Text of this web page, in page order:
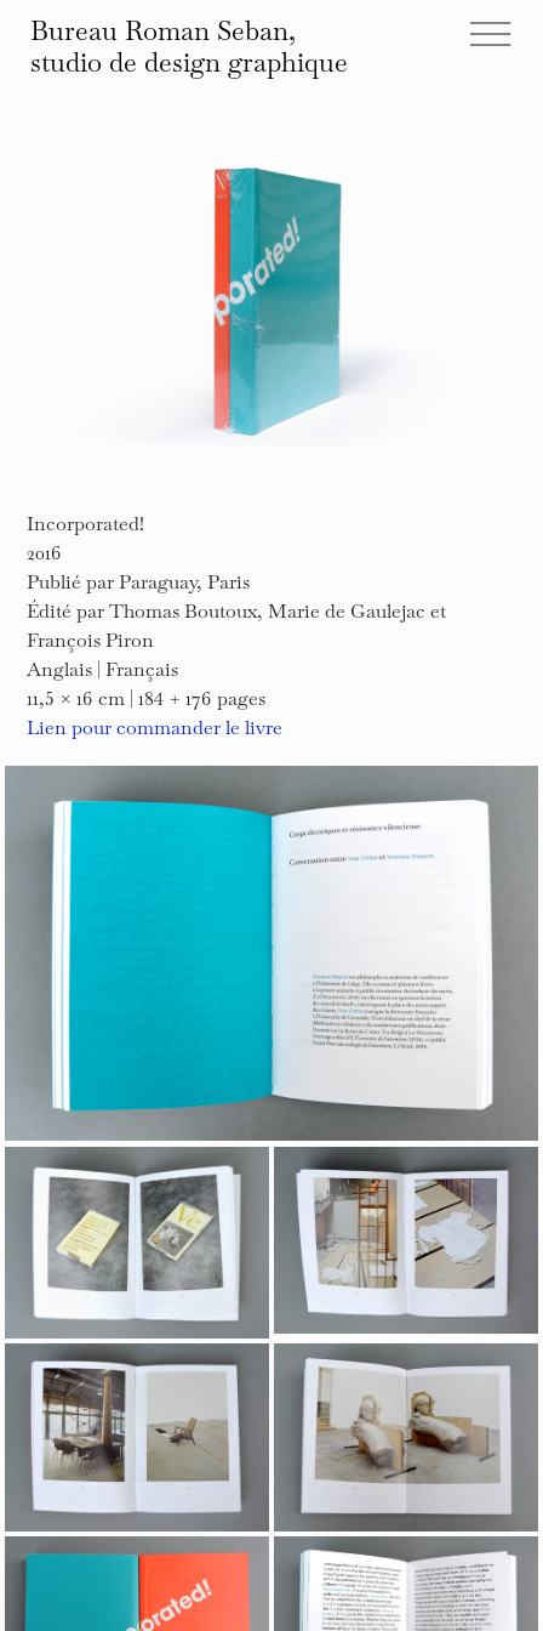
Bureau Roman Seban,
studio de design graphique
éditions
identités
affiches
typographies
espace
autre
infos et contact
Incorporated!
2016
Publié par Paraguay, Paris
Édité par Thomas Boutoux, Marie de Gaulejac et
François Piron
Anglais | Français
11,5 × 16 cm | 184 + 176 pages
Lien pour commander le livre